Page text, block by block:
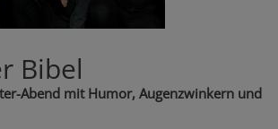
Bibel
Abend mit Humor, Augenzwinkern und